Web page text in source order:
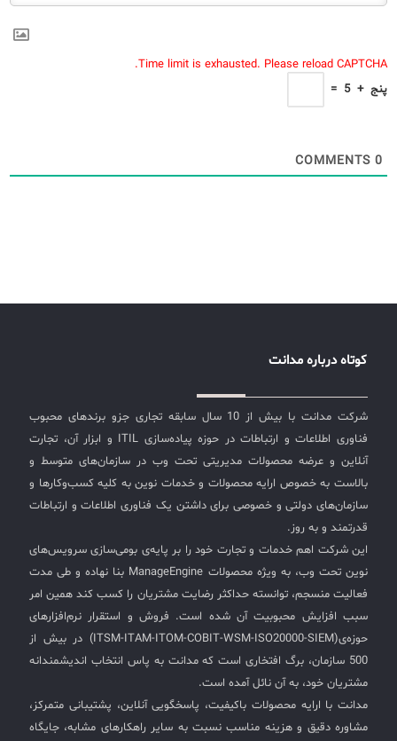
Time limit is exhausted. Please reload CAPTCHA.
پنج +
5
=
0
کوتاه درباره مدانت
شرکت مدانت با بیش از 10 سال سابقه تجاری جزو برندهای محبوب
فناوری اطلاعات و ارتباطات در حوزه پیاده‌سازی ITIL و ابزار آن، تجارت
آنلاین و عرضه محصولات مدیریتی تحت وب در سازمان‌های متوسط و
بالاست به خصوص ارایه محصولات و خدمات نوین به کلیه کسب‌وکارها و
سازمان‌های دولتی و خصوصی برای داشتن یک فناوری اطلاعات و ارتباطات
قدرتمند و به روز.
این شرکت اهم خدمات و تجارت خود را بر پایه‌ی بومی‌سازی سرویس‌های
نوین تحت وب، به ویژه محصولات ManageEngine بنا نهاده و طی مدت
فعالیت منسجم، توانسته حداکثر رضایت مشتریان را کسب کند همین امر
سبب افزایش محبوبیت آن شده است. فروش و استقرار نرم‌افزارهای
حوزه‌ی(ITSM-ITAM-ITOM-COBIT-WSM-ISO20000-SIEM) در بیش از
500 سازمان، برگ افتخاری است که مدانت به پاس انتخاب اندیشمندانه
مشتریان خود، به آن نائل آمده است.
مدانت با ارایه محصولات باکیفیت، پاسخگویی آنلاین، پشتیبانی متمرکز،
مشاوره دقیق و هزینه مناسب نسبت به سایر راهکارهای مشابه، جایگاه